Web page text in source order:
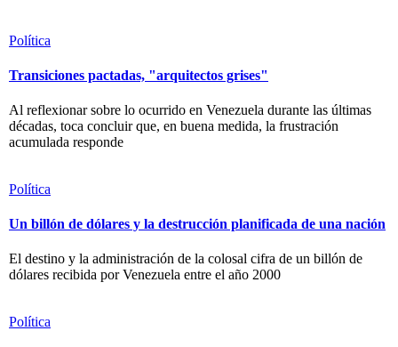
Política
Transiciones pactadas, "arquitectos grises"
Al reflexionar sobre lo ocurrido en Venezuela durante las últimas
décadas, toca concluir que, en buena medida, la frustración
acumulada responde
Política
Un billón de dólares y la destrucción planificada de una nación
El destino y la administración de la colosal cifra de un billón de
dólares recibida por Venezuela entre el año 2000
Política